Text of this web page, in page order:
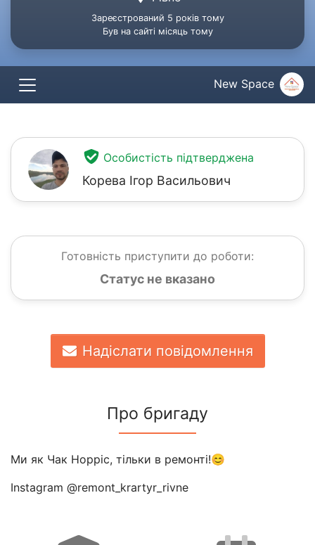
Зареєстрований 5 років тому
Був на сайті місяць тому
New Space
Особистість підтверджена
Корева Ігор Васильович
Готовність приступити до роботи:
Статус не вказано
Надіслати повідомлення
Про бригаду
Ми як Чак Норріс, тільки в ремонті!😊
Instagram @remont_krartyr_rivne